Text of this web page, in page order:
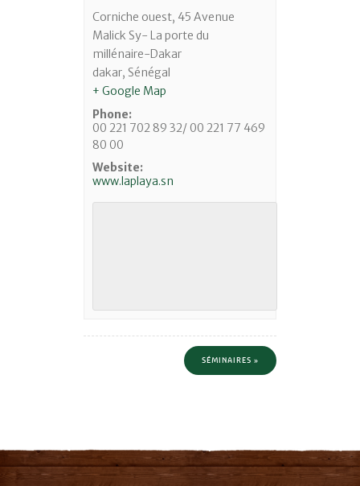
Corniche ouest, 45 Avenue
Malick Sy- La porte du
millénaire-Dakar
dakar, Sénégal
+ Google Map
Phone:
00 221 702 89 32/ 00 221 77 469
80 00
Website:
www.laplaya.sn
SÉMINAIRES»